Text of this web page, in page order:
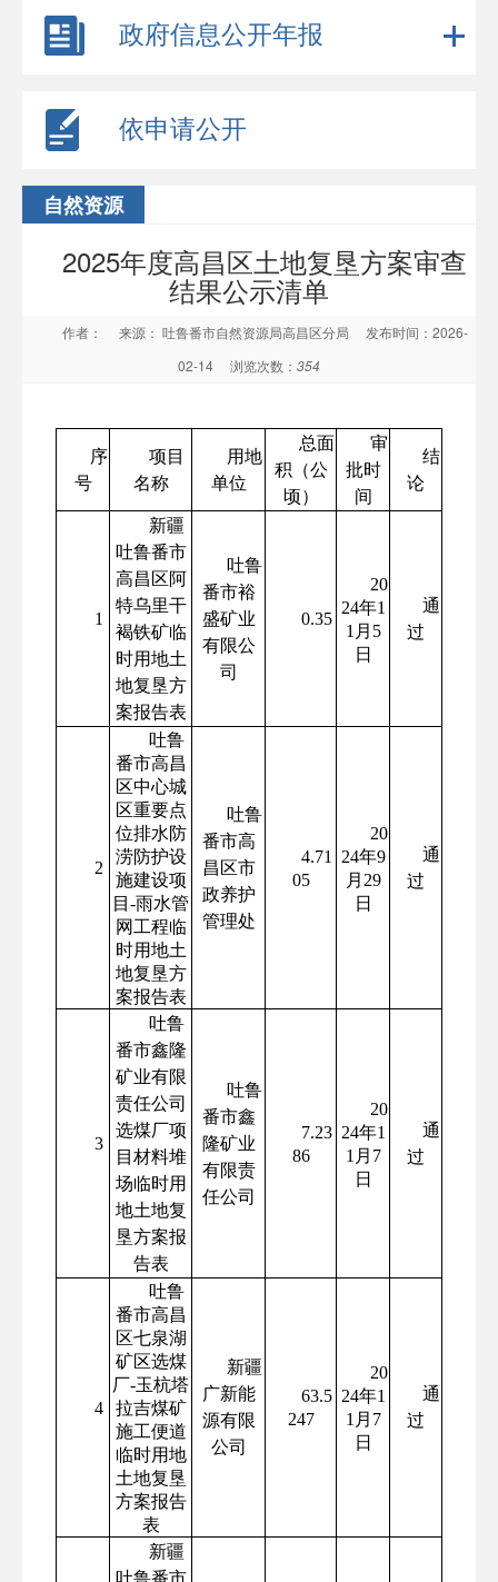
政府信息公开年报
依申请公开
自然资源
2025年度高昌区土地复垦方案审查
结果公示清单
作者： 来源： 吐鲁番市自然资源局高昌区分局
发布时间：2026-
02-14
浏览次数： 354
序
号
项目
名称
用地
单位
总面
积（公
顷）
审
批时
间
结
论
1
新疆
吐鲁番市
高昌区阿
特乌里干
褐铁矿临
时用地土
地复垦方
案报告表
吐鲁
番市裕
盛矿业
有限公
司
0.35
20
24年1
1月5
日
通
过
2
吐鲁
番市高昌
区中心城
区重要点
位排水防
涝防护设
施建设项
目-雨水管
网工程临
时用地土
地复垦方
案报告表
吐鲁
番市高
昌区市
政养护
管理处
4.71
05
20
24年9
月29
日
通
过
3
吐鲁
番市鑫隆
矿业有限
责任公司
选煤厂项
目材料堆
场临时用
地土地复
垦方案报
告表
吐鲁
番市鑫
隆矿业
有限责
任公司
7.23
86
20
24年1
1月7
日
通
过
4
吐鲁
番市高昌
区七泉湖
矿区选煤
厂-玉杭塔
拉吉煤矿
施工便道
临时用地
土地复垦
方案报告
表
新疆
广新能
源有限
公司
63.5
247
20
24年1
1月7
日
通
过
新疆
吐鲁番市